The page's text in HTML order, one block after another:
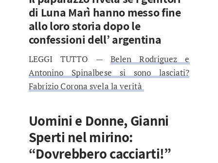
di Luna Marì hanno messo fine
allo loro storia dopo le
confessioni dell’ argentina
LEGGI TUTTO — Belen Rodriguez e
Antonino Spinalbese si sono lasciati?
Fabrizio Corona svela la verità
Uomini e Donne, Gianni
Sperti nel mirino:
“Dovrebbero cacciarti!”